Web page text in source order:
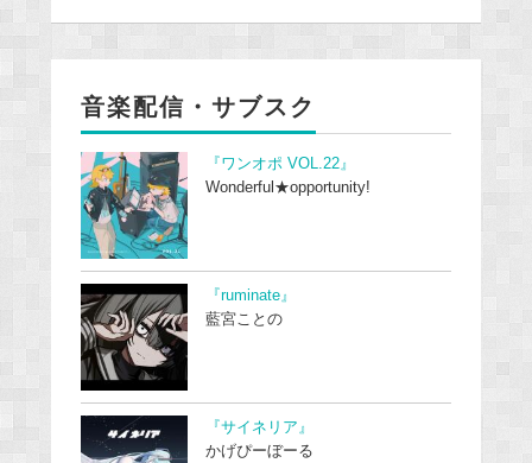
音楽配信・サブスク
『ワンオポ VOL.22』
Wonderful★opportunity!
『ruminate』
藍宮ことの
『サイネリア』
かげぴーぼーる